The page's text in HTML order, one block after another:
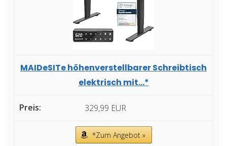
MAIDeSITe höhenverstellbarer Schreibtisch
elektrisch mit...*
329,99 EUR
*Zum Angebot »